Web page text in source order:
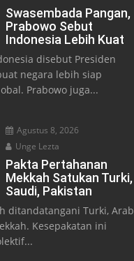
Swasembada Pangan,
Prabowo Sebut
Indonesia Lebih Kuat
disebut Presiden
negara lebih siap
Prabowo juga...
Agustus 8, 2026
Unge Lezta
Pakta Pertahanan
Mekkah Satukan Turki,
Saudi, Pakistan
ditandatangani Turki, Arab
Kesepakatan ini